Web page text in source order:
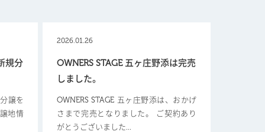
規分
譲を
地情
2026.01.26
OWNERS STAGE 五ヶ庄野添は完売
しました。
OWNERS STAGE 五ヶ庄野添は、おかげ
さまで完売となりました。 ご契約あり
がとうございました...